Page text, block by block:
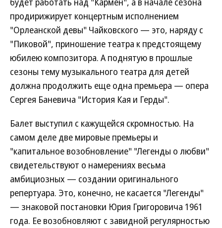
продирижирует концертным исполнением
"Орлеанской девы" Чайковского — это, наряду с
"Пиковой", приношение театра к предстоящему
юбилею композитора. А поднятую в прошлые
сезоны тему музыкального театра для детей
должна продолжить еще одна премьера — опера
Сергея Баневича "История Кая и Герды".
Балет выступил с кажущейся скромностью. На
самом деле две мировые премьеры и
"капитальное возобновление" "Легенды о любви"
свидетельствуют о намерениях весьма
амбициозных — создании оригинального
репертуара. Это, конечно, не касается "Легенды"
— знаковой постановки Юрия Григоровича 1961
года. Ее возобновляют с завидной регулярностью